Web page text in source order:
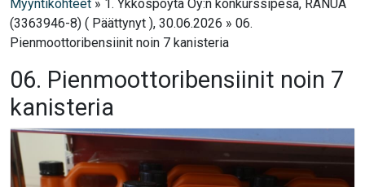
Myyntikohteet » 1. Ykköspöytä Oy:n konkurssipesä, RANUA
(3363946-8) ( Päättynyt ), 30.06.2026 » 06.
Pienmoottoribensiinit noin 7 kanisteria
06. Pienmoottoribensiinit noin 7
kanisteria